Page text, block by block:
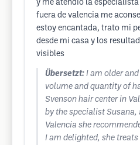
y me atendió la
fuera de valencia me
estoy encantada, trato mi
desde mi casa y los
visibles
Übersetzt: I am older
volume and quantity of
Svenson hair center in
by the specialist Susana,
Valencia she
I am delighted, she